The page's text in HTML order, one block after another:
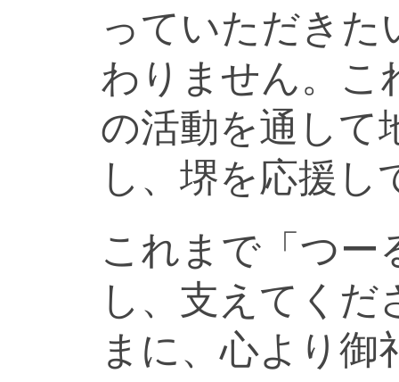
っていただきた
わりません。こ
の活動を通して
し、堺を応援し
これまで「つー
し、支えてく
まに、心より御